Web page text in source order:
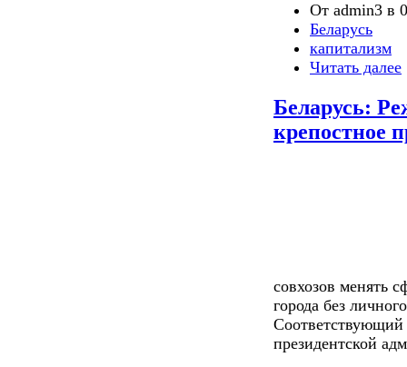
От admin3 в
Беларусь
капитализм
Читать далее
Беларусь:
крепостное
совхозов менять
города без
Соответствующий
президентской